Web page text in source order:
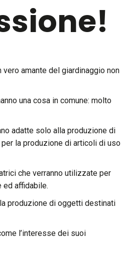
amante del giardinaggio non
una cosa in comune: molto
adatte solo alla produzione di
la produzione di articoli di uso
che verranno utilizzate per
ed affidabile.
produzione di oggetti destinati
l’interesse dei suoi